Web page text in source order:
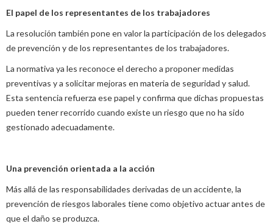
El papel de los representantes de los trabajadores
La resolución también pone en valor la participación de los delegados
de prevención y de los representantes de los trabajadores.
La normativa ya les reconoce el derecho a proponer medidas
preventivas y a solicitar mejoras en materia de seguridad y salud.
Esta sentencia refuerza ese papel y confirma que dichas propuestas
pueden tener recorrido cuando existe un riesgo que no ha sido
gestionado adecuadamente.
Una prevención orientada a la acción
Más allá de las responsabilidades derivadas de un accidente, la
prevención de riesgos laborales tiene como objetivo actuar antes de
que el daño se produzca.